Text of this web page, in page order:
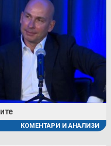
КОМЕНТАРИ И АНАЛИЗИ